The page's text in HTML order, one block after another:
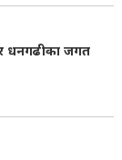
धनगढीका जगत